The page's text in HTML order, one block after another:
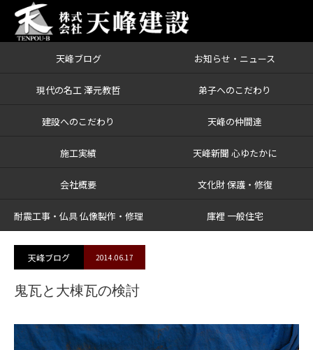
天峰ブログ お知らせ・ニュース
現代の名工 澤元教哲 弟子へのこだわり
建設へのこだわり 天峰の仲間達
施工実績 天峰新聞 心ゆたかに
会社概要 文化財 保護・修復
耐震工事・仏具 仏像製作・修理 庫裡 一般住宅
ブログ 鬼瓦と大棟瓦の検討
天峰ブログ 2014.06.17
鬼瓦と大棟瓦の検討